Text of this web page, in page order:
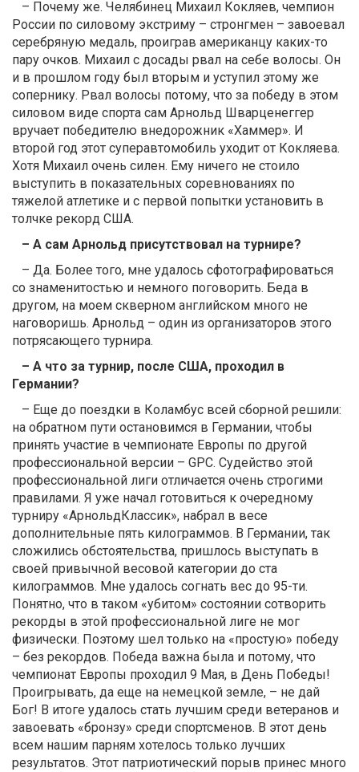
– Почему же. Челябинец Михаил Кокляев, чемпион
России по силовому экстриму – стронгмен – завоевал
серебряную медаль, проиграв американцу каких-то
пару очков. Михаил с досады рвал на себе волосы. Он
и в прошлом году был вторым и уступил этому же
сопернику. Рвал волосы потому, что за победу в этом
силовом виде спорта сам Арнольд Шварценеггер
вручает победителю внедорожник «Хаммер». И
второй год этот суперавтомобиль уходит от Кокляева.
Хотя Михаил очень силен. Ему ничего не стоило
выступить в показательных соревнованиях по
тяжелой атлетике и с первой попытки установить в
толчке рекорд США.
– А сам Арнольд присутствовал на турнире?
– Да. Более того, мне удалось сфотографироваться
со знаменитостью и немного поговорить. Беда в
другом, на моем скверном английском много не
наговоришь. Арнольд – один из организаторов этого
потрясающего турнира.
– А что за турнир, после США, проходил в
Германии?
– Еще до поездки в Коламбус всей сборной решили:
на обратном пути остановимся в Германии, чтобы
принять участие в чемпионате Европы по другой
профессиональной версии – GPC. Судейство этой
профессиональной лиги отличается очень строгими
правилами. Я уже начал готовиться к очередному
турниру «АрнольдКлассик», набрал в весе
дополнительные пять килограммов. В Германии, так
сложились обстоятельства, пришлось выступать в
своей привычной весовой категории до ста
килограммов. Мне удалось согнать вес до 95-ти.
Понятно, что в таком «убитом» состоянии сотворить
рекорды в этой профессиональной лиге не мог
физически. Поэтому шел только на «простую» победу
– без рекордов. Победа важна была и потому, что
чемпионат Европы проходил 9 Мая, в День Победы!
Проигрывать, да еще на немецкой земле, – не дай
Бог! В итоге удалось стать лучшим среди ветеранов и
завоевать «бронзу» среди спортсменов. В этот день
всем нашим парням хотелось только лучших
результатов. Этот патриотический порыв принес много